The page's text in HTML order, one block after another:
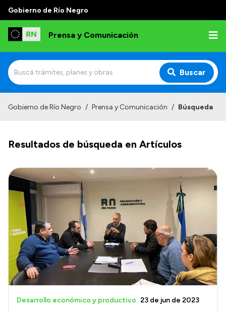
Gobierno de Río Negro
Prensa y Comunicación
Buscar
Autoridades
Referentes de prensa
Archivo de noticias
Transparencia
Presupuesto
Boletín Oficial
Compras y licitaciones
Consulta de expedientes
Gobierno de Río Negro / Prensa y Comunicación / Búsqueda
Resultados de búsqueda en Artículos
Desarrollo económico y productivo 23 de jun de 2023